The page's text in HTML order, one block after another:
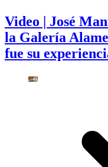
Video | José
la Galería
fue su